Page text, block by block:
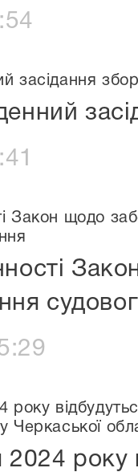
засідання
Закон щодо
року
Черкаської
року